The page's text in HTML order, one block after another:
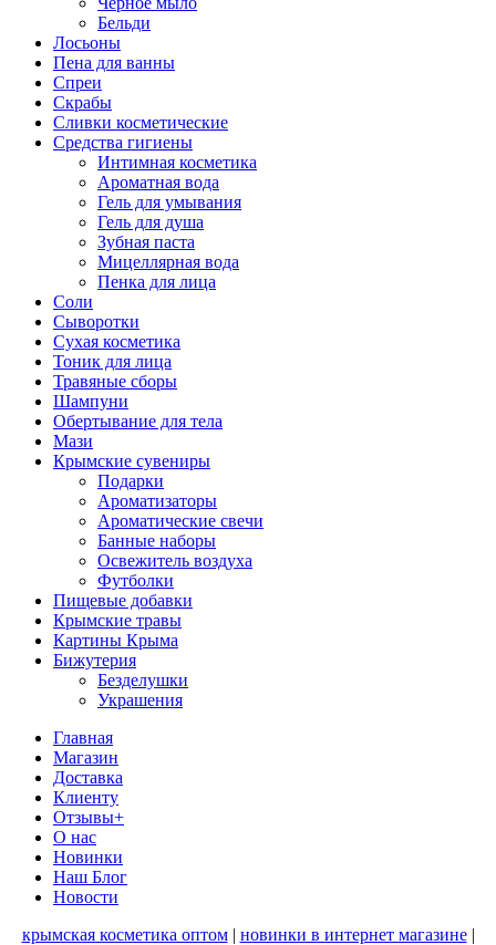
Бельди
Лосьоны
Пена для ванны
Спреи
Скрабы
Сливки косметические
Средства гигиены
Интимная косметика
Ароматная вода
Гель для умывания
Гель для душа
Зубная паста
Мицеллярная вода
Пенка для лица
Соли
Сыворотки
Сухая косметика
Тоник для лица
Травяные сборы
Шампуни
Обертывание для тела
Мази
Крымские сувениры
Подарки
Ароматизаторы
Ароматические свечи
Банные наборы
Освежитель воздуха
Футболки
Пищевые добавки
Крымские травы
Картины Крыма
Бижутерия
Безделушки
Украшения
Главная
Магазин
Доставка
Клиенту
Отзывы+
О нас
Новинки
Наш Блог
Новости
крымская косметика оптом| новинки в интернет магазине|